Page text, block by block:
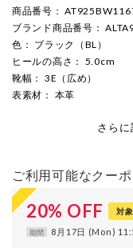
商品番号 ：
ブランド商品番号 ：
色 ： ブラック（BL）
ヒールの高さ ： 5.0cm
靴幅 ： 3E（広め）
表素材 ： 本革
さら
ご利用可能なクーポ
20% OFF 対
期間 8月17日 (Mon)